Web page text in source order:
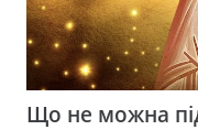
Що не можна